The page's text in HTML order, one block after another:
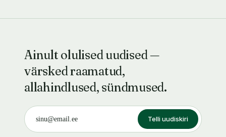
Ainult olulised uudised —
värsked raamatud,
allahindlused, sündmused.
Telli uudiskiri